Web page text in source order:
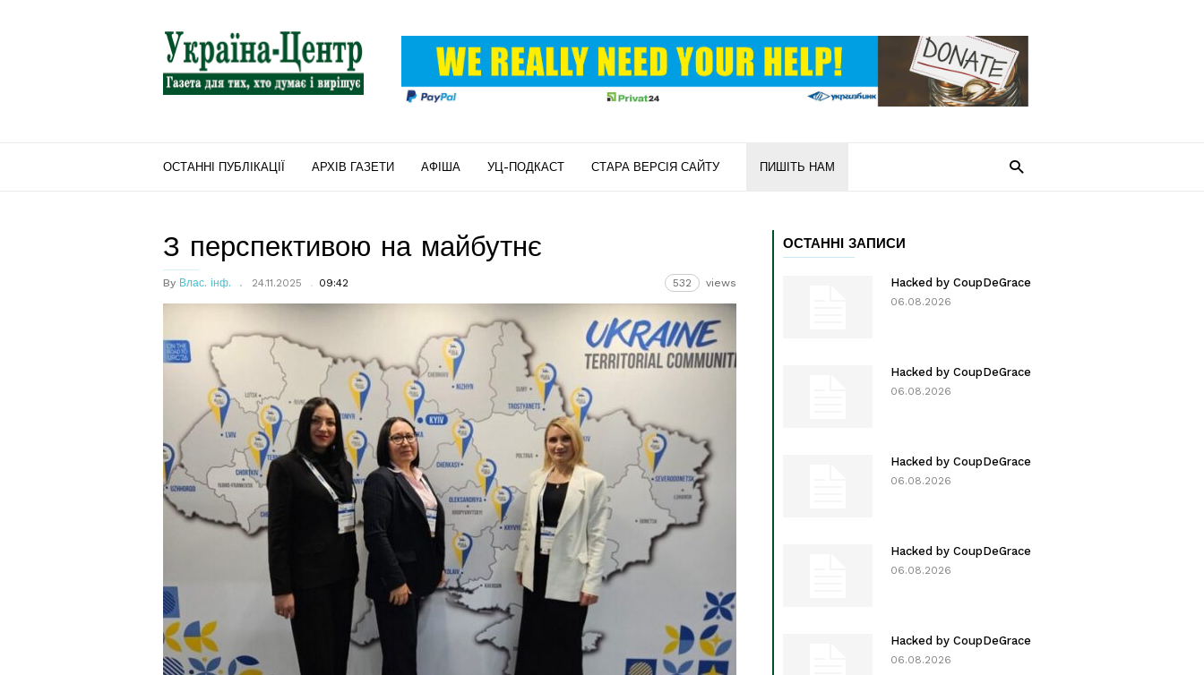
"Україна-
Центр"
ОСТАННІ ПУБЛІКАЦІЇ АРХІВ ГАЗЕТИ АФІША УЦ-ПОДКАСТ СТАРА ВЕРСІЯ САЙТУ ПИШІТЬ НАМ
З перспективою на майбутнє
By Влас. інф. 24.11.2025 09:42 532 views
ОСТАННІ ЗАПИСИ
Hacked by CoupDeGrace
06.08.2026
Hacked by CoupDeGrace
06.08.2026
Hacked by CoupDeGrace
06.08.2026
Hacked by CoupDeGrace
06.08.2026
Hacked by CoupDeGrace
06.08.2026